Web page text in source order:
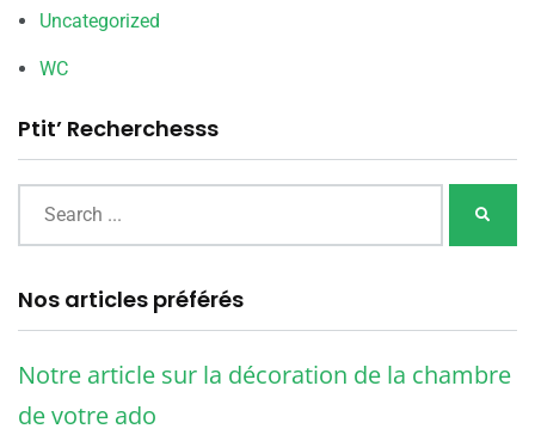
Uncategorized
WC
Ptit’ Recherchesss
Nos articles préférés
Notre article sur la décoration de la chambre
de votre ado